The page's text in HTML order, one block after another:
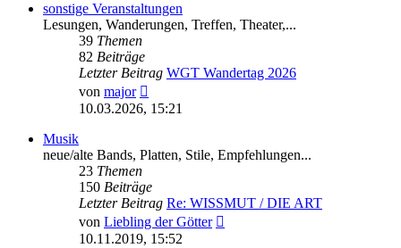
sonstige Veranstaltungen
Lesungen, Wanderungen, Treffen, Theater,...
39 Themen
82 Beiträge
Letzter Beitrag WGT Wandertag 2026
von major
Beitrag
10.03.2026, 15:21
Musik
neue/alte Bands, Platten, Stile, Empfehlungen...
23 Themen
150 Beiträge
Letzter Beitrag Re: WISSMUT / DIE ART
von Liebling der Götter
10.11.2019, 15:52